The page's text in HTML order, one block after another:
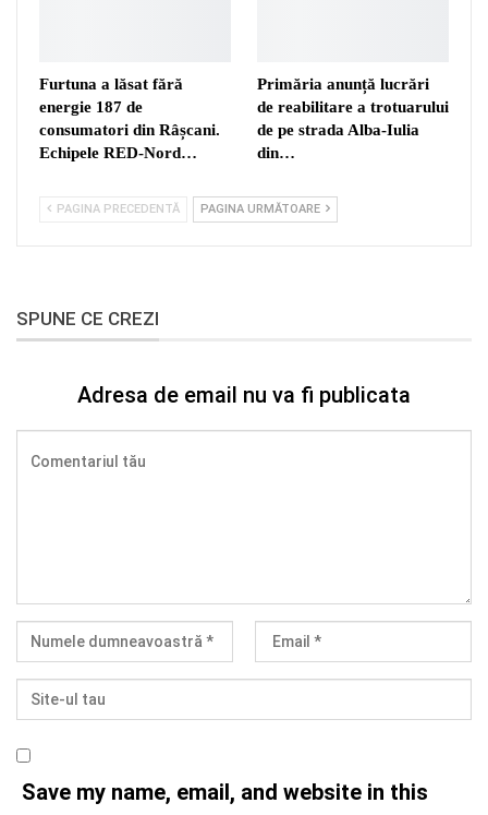
Furtuna a lăsat fără
energie 187 de
consumatori din Râșcani.
Echipele RED-Nord…
Primăria anunță lucrări
de reabilitare a trotuarului
de pe strada Alba-Iulia
din…
PAGINA PRECEDENTĂ PAGINA URMĂTOARE
SPUNE CE CREZI
Adresa de email nu va fi publicata
Save my name, email, and website in this